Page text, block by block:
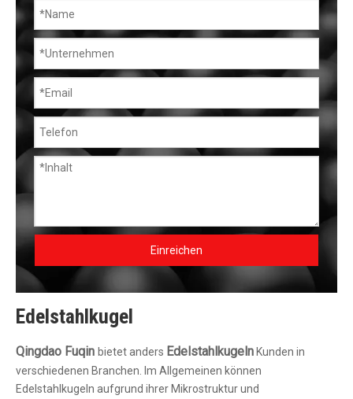
Einreichen
Edelstahlkugel
Qingdao Fuqin bietet anders Edelstahlkugeln Kunden in
verschiedenen Branchen. Im Allgemeinen können
Edelstahlkugeln aufgrund ihrer Mikrostruktur und